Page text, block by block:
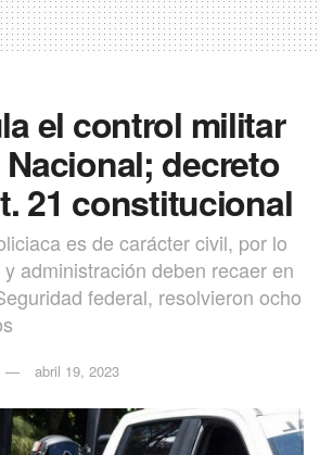
el control militar
decreto
21 constitucional
es de carácter civil, por lo
administración deben recaer en
federal, resolvieron ocho
abril 19, 2023